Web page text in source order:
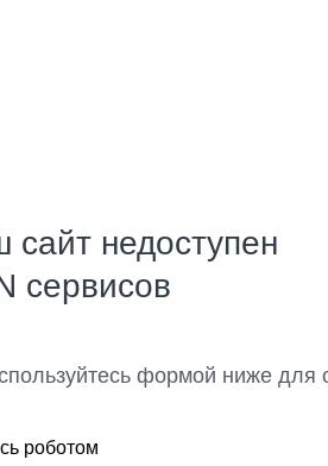
недоступен
сервисов
формой ниже для
роботом